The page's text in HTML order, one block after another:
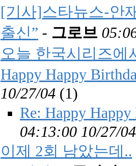
[기사]스타뉴스-안
출신” - 그로브
오늘 한국시리즈에
Happy Happy
10/27/04 (1)
Re: Happy
04:13:00 10/27/04
이제 2회 남았는데..